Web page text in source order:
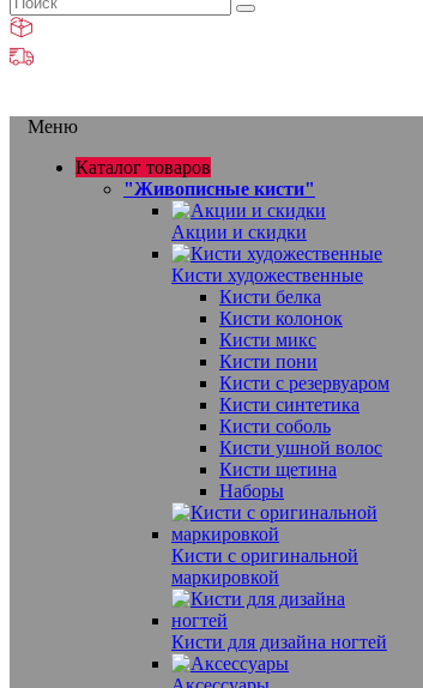
Меню
Каталог товаров
"Живописные кисти"
Акции и скидки
Кисти художественные
Кисти белка
Кисти колонок
Кисти микс
Кисти пони
Кисти с резервуаром
Кисти синтетика
Кисти соболь
Кисти ушной волос
Кисти щетина
Наборы
Кисти с оригинальной
маркировкой
Кисти для дизайна ногтей